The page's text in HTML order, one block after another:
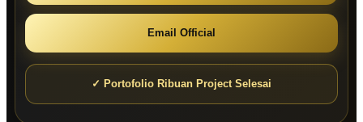
Email Official
✓ Portofolio Ribuan Project Selesai